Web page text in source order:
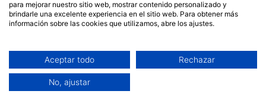
Informació pràctica
para mejorar nuestro sitio web, mostrar contenido personalizado y
brindarle una excelente experiencia en el sitio web. Para obtener más
información sobre las cookies que utilizamos, abre los ajustes.
Aceptar todo Rechazar
No, ajustar